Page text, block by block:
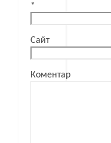
*
Сайт
Коментар